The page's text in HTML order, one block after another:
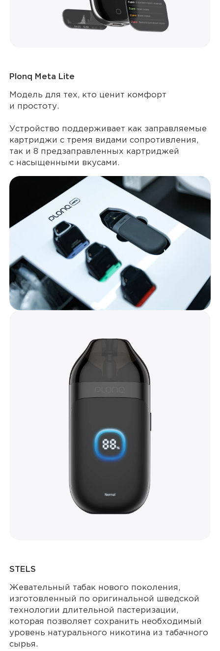
Plonq Meta Lite
Модель для тех, кто ценит комфорт
и простоту.
Устройство поддерживает как заправляемые
картриджи с тремя видами сопротивления,
так и 8 предзаправленных картриджей
с насыщенными вкусами.
STELS
Жевательный табак нового поколения,
изготовленный по оригинальной шведской
технологии длительной пастеризации,
которая позволяет сохранить необходимый
уровень натурального никотина из табачного
сырья.